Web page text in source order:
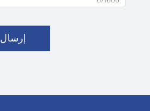
إرسال